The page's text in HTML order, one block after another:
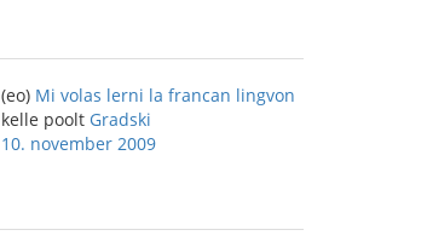
(eo) Mi volas lerni la francan lingvon
kelle poolt Gradski
10. november 2009